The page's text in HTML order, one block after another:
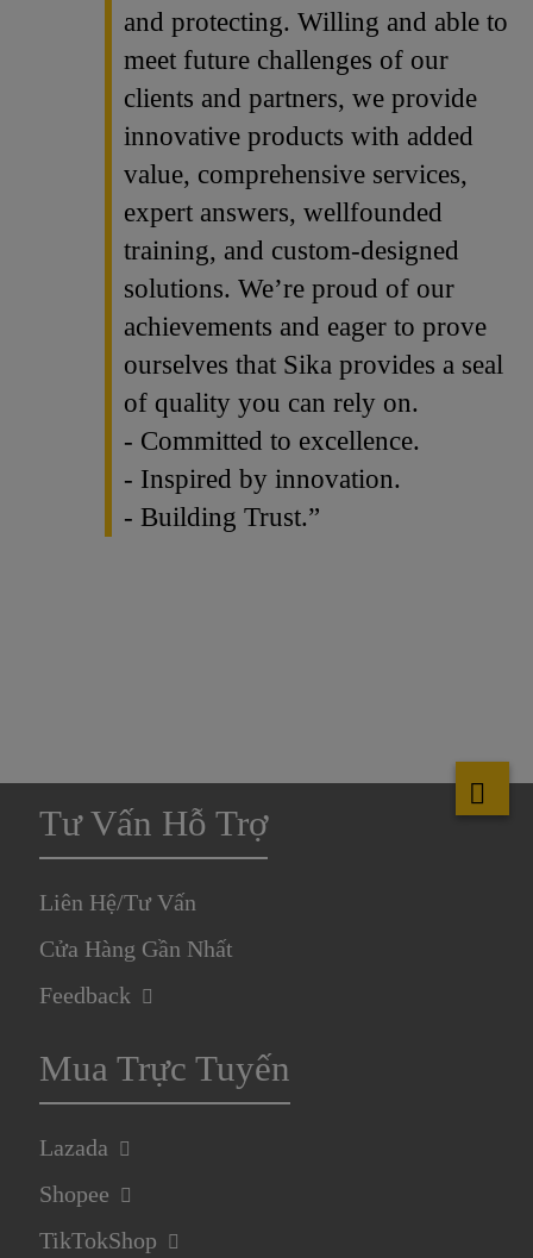
and protecting. Willing and able to
meet future challenges of our
clients and partners, we provide
innovative products with added
value, comprehensive services,
expert answers, wellfounded
training, and custom-designed
solutions. We’re proud of our
achievements and eager to prove
ourselves that Sika provides a seal
of quality you can rely on.
- Committed to excellence.
- Inspired by innovation.
- Building Trust.”
Tư Vấn Hỗ Trợ
Liên Hệ/Tư Vấn
Cửa Hàng Gần Nhất
Feedback
Mua Trực Tuyến
Lazada
Shopee
TikTokShop